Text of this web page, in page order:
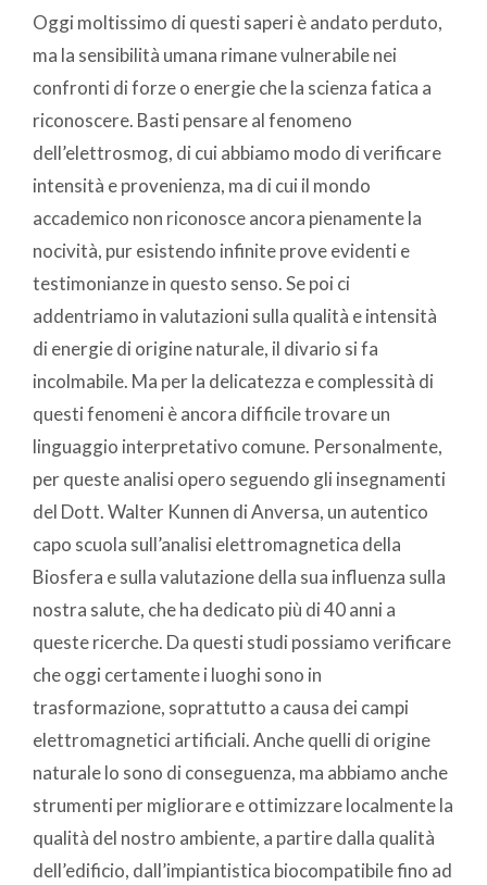
Oggi moltissimo di questi saperi è andato perduto,
ma la sensibilità umana rimane vulnerabile nei
confronti di forze o energie che la scienza fatica a
riconoscere. Basti pensare al fenomeno
dell’elettrosmog, di cui abbiamo modo di verificare
intensità e provenienza, ma di cui il mondo
accademico non riconosce ancora pienamente la
nocività, pur esistendo infinite prove evidenti e
testimonianze in questo senso. Se poi ci
addentriamo in valutazioni sulla qualità e intensità
di energie di origine naturale, il divario si fa
incolmabile. Ma per la delicatezza e complessità di
questi fenomeni è ancora difficile trovare un
linguaggio interpretativo comune. Personalmente,
per queste analisi opero seguendo gli insegnamenti
del Dott. Walter Kunnen di Anversa, un autentico
capo scuola sull’analisi elettromagnetica della
Biosfera e sulla valutazione della sua influenza sulla
nostra salute, che ha dedicato più di 40 anni a
queste ricerche. Da questi studi possiamo verificare
che oggi certamente i luoghi sono in
trasformazione, soprattutto a causa dei campi
elettromagnetici artificiali. Anche quelli di origine
naturale lo sono di conseguenza, ma abbiamo anche
strumenti per migliorare e ottimizzare localmente la
qualità del nostro ambiente, a partire dalla qualità
dell’edificio, dall’impiantistica biocompatibile fino ad